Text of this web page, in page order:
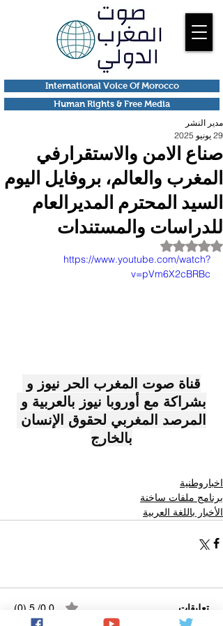
Human Rights & Free Media
International Voice Of Morocco
صناع الامن والاستقرارفي
المغرب والعالم، بروفايل اليوم
السيد المحترم المديرالعام
للدراسات والمستندات
مدير النشر
29 يونيو 2025
تم التقييم بـ ليس رقمًا من أصل 5 نجوم.
https://www.youtube.com/watch?
v=pVm6X2cBRBc
قناة صوت المغرب الحر نيوز و
بشراكة مع أوروبا نيوز بالعربية و
المرصد المغربي لحقوق الإنسان
بالخارج
اخباروطنية
برنامج ملفات ساخنة
الأخبار باللغة العربية
تعليقات 0.0/ 5 (0)